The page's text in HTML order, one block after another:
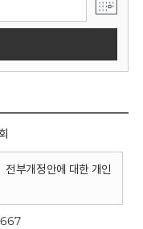
전부개정안에 대한 개인